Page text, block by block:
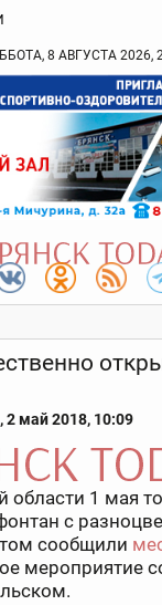
8 АВГУСТА 2026,
2 май 2018, 10:09
области 1 мая
с
сообщили
мероприятие